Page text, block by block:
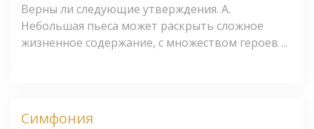
Верны ли следующие утверждения. А.
Небольшая пьеса может раскрыть сложное
жизненное содержание, с множеством героев ...
Симфония